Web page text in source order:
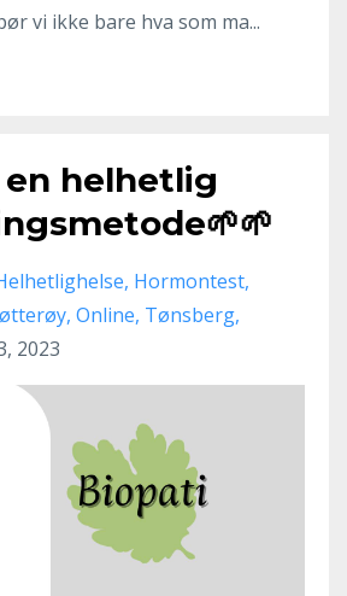
vi ikke bare hva som ma...
helhetlig
Hormontest
Online Tønsberg
2023